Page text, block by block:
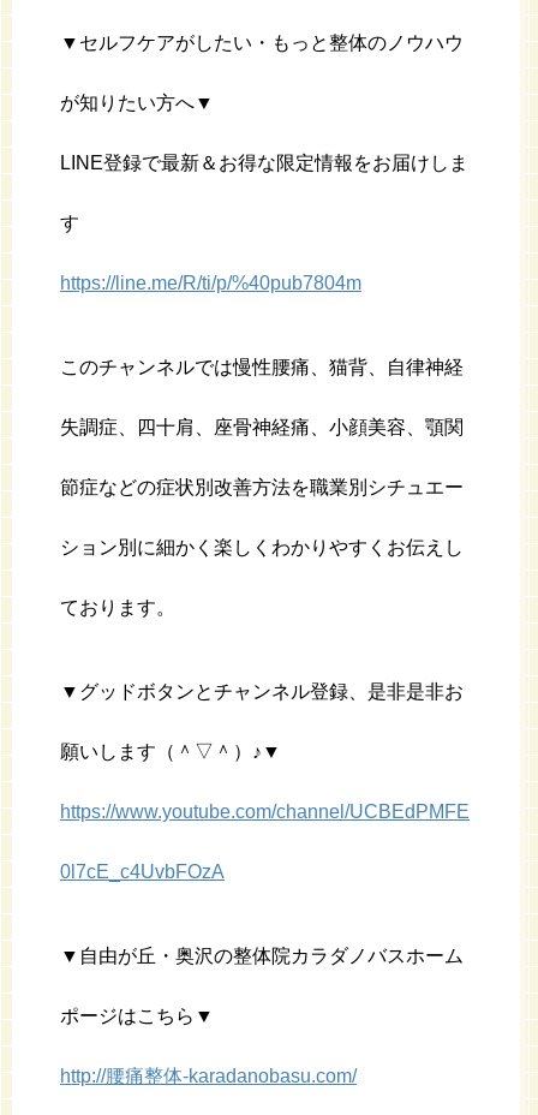
▼セルフケアがしたい・もっと整体のノウハウ
が知りたい方へ▼
LINE登録で最新＆お得な限定情報をお届けしま
す
https://line.me/R/ti/p/%40pub7804m
このチャンネルでは慢性腰痛、猫背、自律神経
失調症、四十肩、座骨神経痛、小顔美容、顎関
節症などの症状別改善方法を職業別シチュエー
ション別に細かく楽しくわかりやすくお伝えし
ております。
▼グッドボタンとチャンネル登録、是非是非お
願いします（＾▽＾）♪▼
https://www.youtube.com/channel/UCBEdPMFE
0l7cE_c4UvbFOzA
▼自由が丘・奥沢の整体院カラダノバスホーム
ポージはこちら▼
http://腰痛整体-karadanobasu.com/